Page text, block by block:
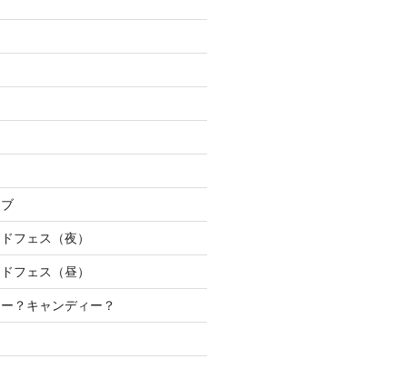
フェス（夜）
フェス（昼）
？キャンディー？